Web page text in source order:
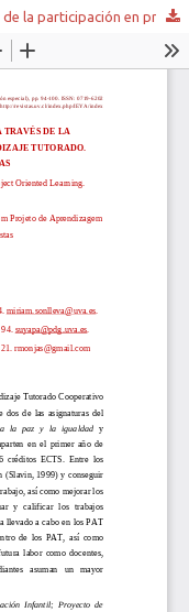
Evaluación del trabajo de grupo a través de la participación en proyectos de aprendizaje tutorado. Reflexiones y propuestas